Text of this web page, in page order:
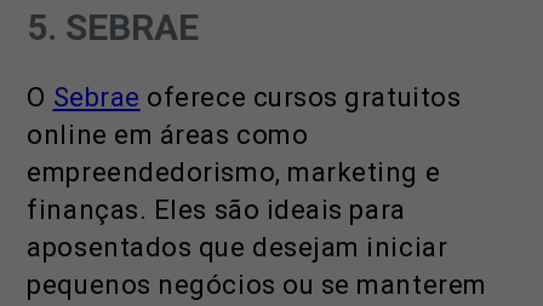
5. SEBRAE
O Sebrae oferece cursos gratuitos
online em áreas como
empreendedorismo, marketing e
finanças. Eles são ideais para
aposentados que desejam iniciar
pequenos negócios ou se manterem